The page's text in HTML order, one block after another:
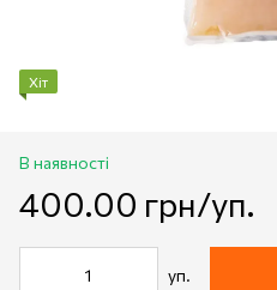
Хіт
В наявності
400.00 грн/уп.
уп.